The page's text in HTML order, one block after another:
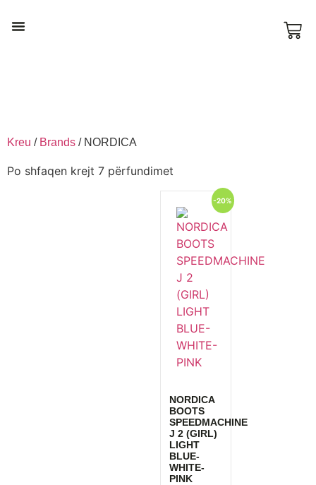
Kreu / Brands / NORDICA
Po shfaqen krejt 7 përfundimet
-20%
NORDICA
BOOTS
SPEEDMACHINE
J 2 (GIRL)
LIGHT
BLUE-
WHITE-
PINK